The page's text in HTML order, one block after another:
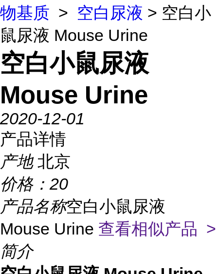
物基质 > 空白尿液 > 空白小
鼠尿液 Mouse Urine
空白小鼠尿液
Mouse Urine
2020-12-01
产品详情
产地 北京
价格： 20
产品名称空白小鼠尿液
Mouse Urine 查看相似产品 >
简介